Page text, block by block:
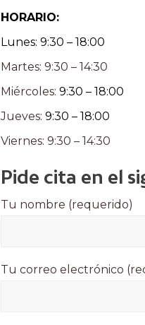
HORARIO:
Lunes: 9:30 – 18:00
Martes: 9:30 – 14:30
Miércoles:9:30 – 18:00
Jueves:9:30 – 18:00
Viernes: 9:30 – 14:30
Pide cita en el
Tu nombre (requerido)
Tu correo electrónico